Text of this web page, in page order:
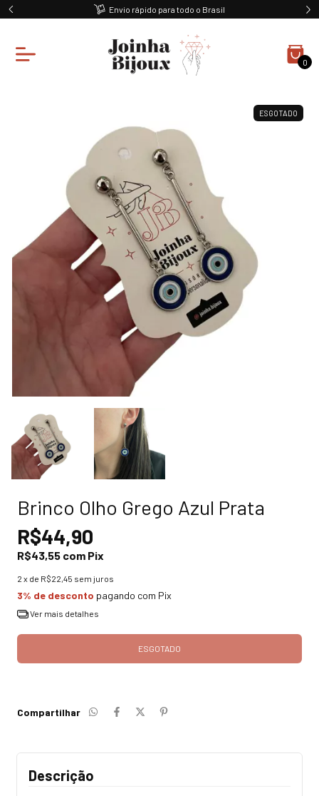
Envio rápido para todo o Brasil
0
ESGOTADO
Brinco Olho Grego Azul Prata
R$44,90
R$43,55 com Pix
2 x de R$22,45 sem juros
3% de desconto pagando com Pix
Ver mais detalhes
Compartilhar
Descrição